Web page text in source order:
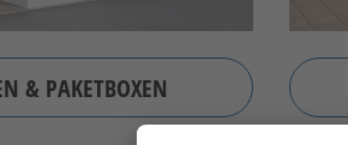
& PAKETBOXEN